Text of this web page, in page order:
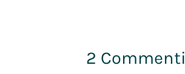
2 Commenti